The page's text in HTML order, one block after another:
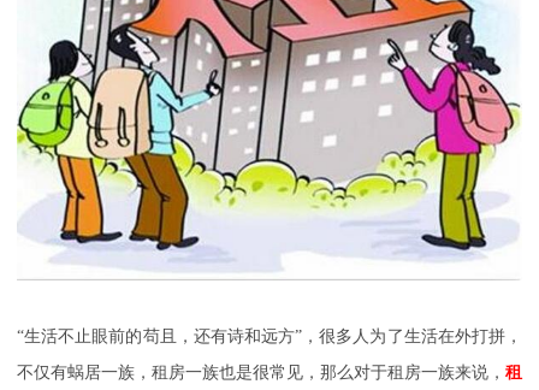
“生活不止眼前的苟且，还有诗和远方”，很多人为了生活在外打拼，
不仅有蜗居一族，租房一族也是很常见，那么对于租房一族来说， 租